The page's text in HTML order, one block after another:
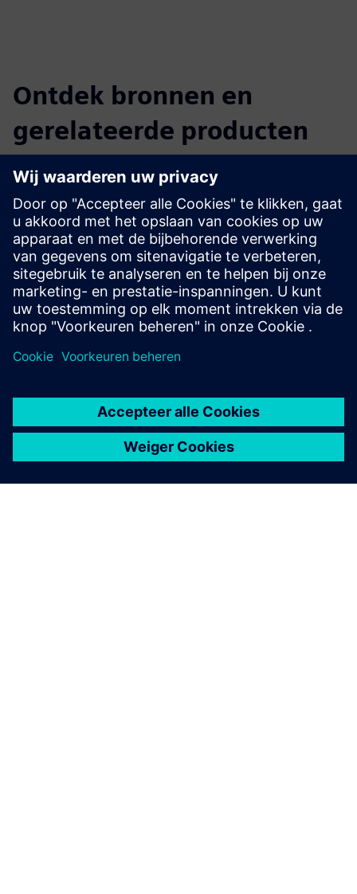
Ontdek bronnen en
gerelateerde producten
Aanvullende informatie en bronnen
Whitepaper
Vereisten
geen